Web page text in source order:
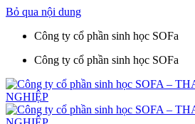
Bỏ qua nội dung
Công ty cổ phần sinh học SOFa
Công ty cổ phần sinh học SOFa